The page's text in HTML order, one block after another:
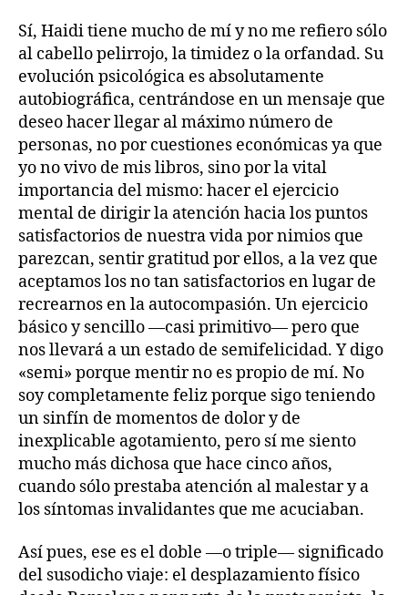
Sí, Haidi tiene mucho de mí y no me refiero sólo
al cabello pelirrojo, la timidez o la orfandad. Su
evolución psicológica es absolutamente
autobiográfica, centrándose en un mensaje que
deseo hacer llegar al máximo número de
personas, no por cuestiones económicas ya que
yo no vivo de mis libros, sino por la vital
importancia del mismo: hacer el ejercicio
mental de dirigir la atención hacia los puntos
satisfactorios de nuestra vida por nimios que
parezcan, sentir gratitud por ellos, a la vez que
aceptamos los no tan satisfactorios en lugar de
recrearnos en la autocompasión. Un ejercicio
básico y sencillo —casi primitivo— pero que
nos llevará a un estado de semifelicidad. Y digo
«semi» porque mentir no es propio de mí. No
soy completamente feliz porque sigo teniendo
un sinfín de momentos de dolor y de
inexplicable agotamiento, pero sí me siento
mucho más dichosa que hace cinco años,
cuando sólo prestaba atención al malestar y a
los síntomas invalidantes que me acuciaban.
Así pues, ese es el doble —o triple— significado
del susodicho viaje: el desplazamiento físico